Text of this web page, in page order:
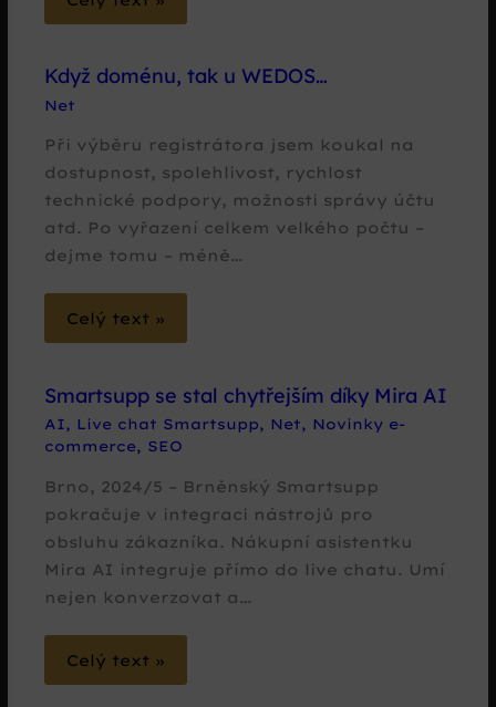
Když doménu, tak u WEDOS…
Net
Při výběru registrátora jsem koukal na
dostupnost, spolehlivost, rychlost
technické podpory, možnosti správy účtu
atd. Po vyřazení celkem velkého počtu –
dejme tomu – méně…
Celý text »
Smartsupp se stal chytřejším díky Mira AI
AI, Live chat Smartsupp, Net, Novinky e-
commerce, SEO
Brno, 2024/5 – Brněnský Smartsupp
pokračuje v integraci nástrojů pro
obsluhu zákazníka. Nákupní asistentku
Mira AI integruje přímo do live chatu. Umí
nejen konverzovat a…
Celý text »